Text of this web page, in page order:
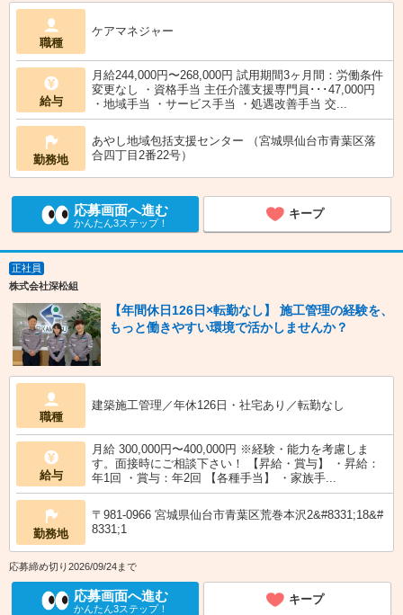
職種
ケアマネジャー
給与
月給244,000円〜268,000円 試用期間3ヶ月間：労働条件
変更なし ・資格手当 主任介護支援専門員･･･47,000円
・地域手当 ・サービス手当 ・処遇改善手当 交...
勤務地
あやし地域包括支援センター （宮城県仙台市青葉区落
合四丁目2番22号）
応募画面へ進む
かんたん3ステップ！
キープ
正社員
株式会社深松組
【年間休日126日×転勤なし】 施工管理の経験を、
もっと働きやすい環境で活かしませんか？
職種
建築施工管理／年休126日・社宅あり／転勤なし
給与
月給 300,000円〜400,000円 ※経験・能力を考慮しま
す。面接時にご相談下さい！ 【昇給・賞与】 ・昇給：
年1回 ・賞与：年2回 【各種手当】 ・家族手...
勤務地
〒981-0966 宮城県仙台市青葉区荒巻本沢2&#8331;18&#
8331;1
応募締め切り2026/09/24まで
応募画面へ進む
かんたん3ステップ！
キープ